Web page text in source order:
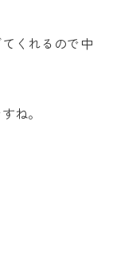
くれるので中
ね。